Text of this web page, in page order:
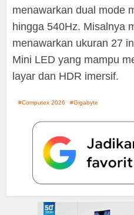
menawarkan dual mode
hingga 540Hz. Misalnya
menawarkan ukuran 27
Mini LED yang mampu
layar dan HDR imersif.
Computex 2026 Gigabyte